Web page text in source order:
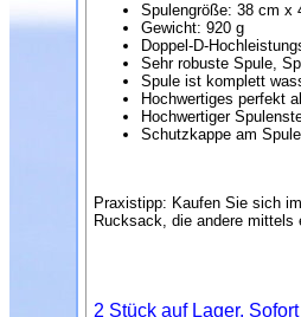
Spulengröße: 38 cm x
Gewicht: 920 g
Doppel-D-
Sehr robuste Spule,
Spule ist komplett
Hochwertiges perfekt
Hochwertiger
Schutzkappe am
Praxistipp: Kaufen Sie sich
Rucksack, die andere mittels
2 Stück auf Lager.